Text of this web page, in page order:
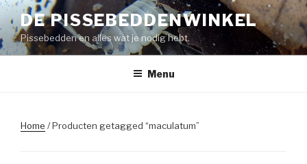
Naar
de
inhoud
springen
DE PISSEBEDDENWINKEL
Pissebedden en alles wat je nodig hebt.
Menu
Home / Producten getagged “maculatum”